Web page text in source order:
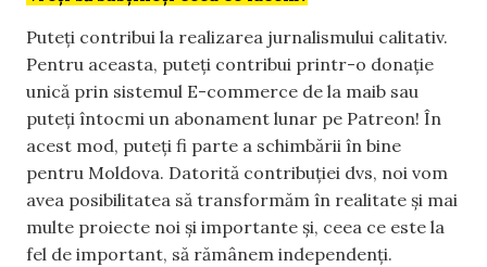
Puteți contribui la realizarea jurnalismului calitativ.
Pentru aceasta, puteți contribui printr-o donație
unică prin sistemul E-commerce de la maib sau
puteți întocmi un abonament lunar pe Patreon! În
acest mod, puteți fi parte a schimbării în bine
pentru Moldova. Datorită contribuției dvs, noi vom
avea posibilitatea să transformăm în realitate și mai
multe proiecte noi și importante și, ceea ce este la
fel de important, să rămânem independenți.